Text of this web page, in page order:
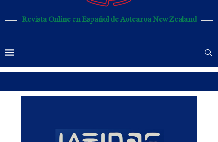
Revista Online en Español de Aotearoa New Zealand